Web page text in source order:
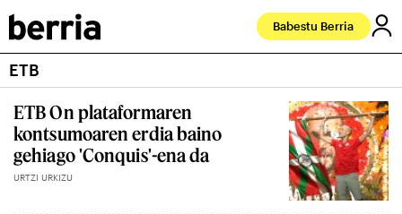
Babestu Berria
ETB
ETB On plataformaren
kontsumoaren erdia baino
gehiago 'Conquis'-ena da
URTZI URKIZU